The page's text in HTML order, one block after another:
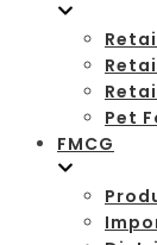
Pet
FMCG